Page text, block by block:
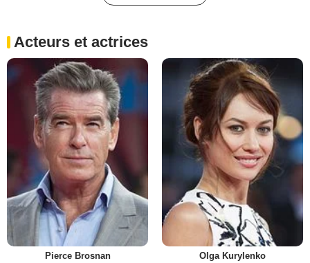
Acteurs et actrices
Pierce Brosnan Olga Kurylenko